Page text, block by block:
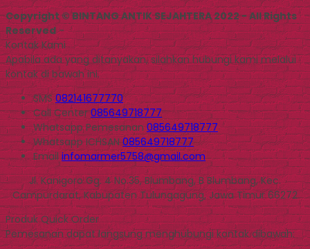
Copyright © BINTANG ANTIK SEJAHTERA 2022 - All Rights
Reserved-
Kontak Kami
Apabila ada yang ditanyakan, silahkan hubungi kami melalui
kontak di bawah ini.
SMS082141677770
Call Center085649718777
WhatsappPemesanan 085649718777
WhatsappICHSAN 085649718777
Emailinfomarmer5758@gmail.com
Jl. Kanigoro Gg. 4 No.35, Blumbang, B Blumbang, Kec.
Campurdarat, Kabupaten Tulungagung, Jawa Timur 66272
Produk Quick Order
Pemesanan dapat langsung menghubungi kontak dibawah: